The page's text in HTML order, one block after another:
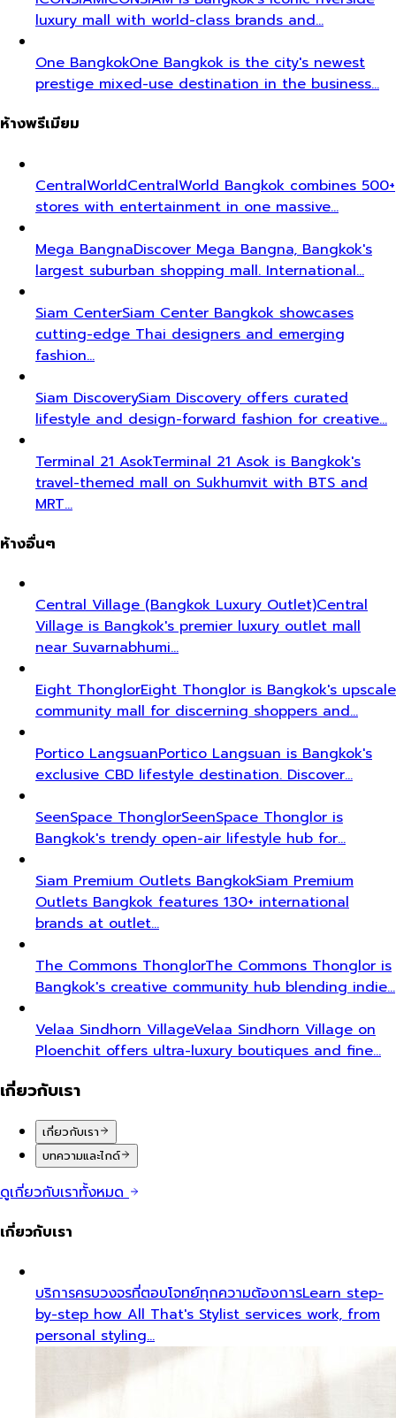
luxury mall with world-class brands and…
One BangkokOne Bangkok is the city's newest
prestige mixed-use destination in the business…
ห้างพรีเมียม
CentralWorldCentralWorld Bangkok combines 500+
stores with entertainment in one massive…
Mega BangnaDiscover Mega Bangna, Bangkok's
largest suburban shopping mall. International…
Siam CenterSiam Center Bangkok showcases
cutting-edge Thai designers and emerging
fashion…
Siam DiscoverySiam Discovery offers curated
lifestyle and design-forward fashion for creative…
Terminal 21 AsokTerminal 21 Asok is Bangkok's
travel-themed mall on Sukhumvit with BTS and
MRT…
ห้างอื่นๆ
Central Village (Bangkok Luxury Outlet)Central
Village is Bangkok's premier luxury outlet mall
near Suvarnabhumi…
Eight ThonglorEight Thonglor is Bangkok's upscale
community mall for discerning shoppers and…
Portico LangsuanPortico Langsuan is Bangkok's
exclusive CBD lifestyle destination. Discover…
SeenSpace ThonglorSeenSpace Thonglor is
Bangkok's trendy open-air lifestyle hub for…
Siam Premium Outlets BangkokSiam Premium
Outlets Bangkok features 130+ international
brands at outlet…
The Commons ThonglorThe Commons Thonglor is
Bangkok's creative community hub blending indie…
Velaa Sindhorn VillageVelaa Sindhorn Village on
Ploenchit offers ultra-luxury boutiques and fine…
เกี่ยวกับเรา
เกี่ยวกับเรา
บทความและไกด์
ดูเกี่ยวกับเราทั้งหมด
เกี่ยวกับเรา
บริการครบวงจรที่ตอบโจทย์ทุกความต้องการLearn step-
by-step how All That's Stylist services work, from
personal styling…